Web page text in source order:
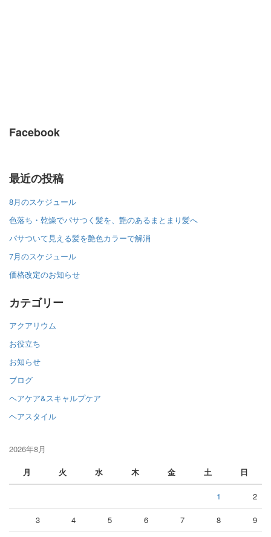
Facebook
最近の投稿
8月のスケジュール
色落ち・乾燥でパサつく髪を、艶のあるまとまり髪へ
パサついて見える髪を艶色カラーで解消
7月のスケジュール
価格改定のお知らせ
カテゴリー
アクアリウム
お役立ち
お知らせ
ブログ
ヘアケア&スキャルプケア
ヘアスタイル
2026年8月
月
火 水 木 金 土 日
1 2
3 4 5 6 7 8 9